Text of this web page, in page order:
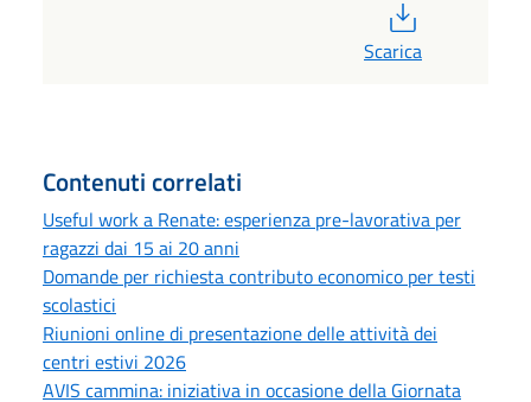
Scarica
Contenuti correlati
Useful work a Renate: esperienza pre-lavorativa per
ragazzi dai 15 ai 20 anni
Domande per richiesta contributo economico per testi
scolastici
Riunioni online di presentazione delle attività dei
centri estivi 2026
AVIS cammina: iniziativa in occasione della Giornata